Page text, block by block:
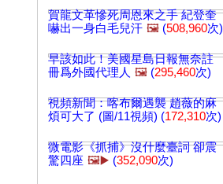
賀龍文革慘死周恩來之手 紀登奎
嚇出一身白毛兒汗 🖼️ (508,960次)
早該如此！美國星島日報無奈註
冊爲外國代理人 🖼️ (295,460次)
視頻新聞：喀布爾遇襲 趙薇的麻
煩可大了 (圖/11視頻) (172,310次)
微電影《抓捕》沒什麼臺詞 卻震
驚四座 🖼️▶️ (352,090次)